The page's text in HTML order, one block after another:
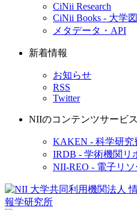
CiNii Research
CiNii Books - 大学
メタデータ・API
新着情報
お知らせ
RSS
Twitter
NIIのコンテンツサービス
KAKEN - 科学研究
IRDB - 学術機関リ
NII-REO - 電子リ